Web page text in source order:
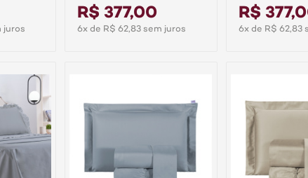
juros
R$ 377,00
6x de R$ 62,83 sem juros
R$
6x de R$ 62,83